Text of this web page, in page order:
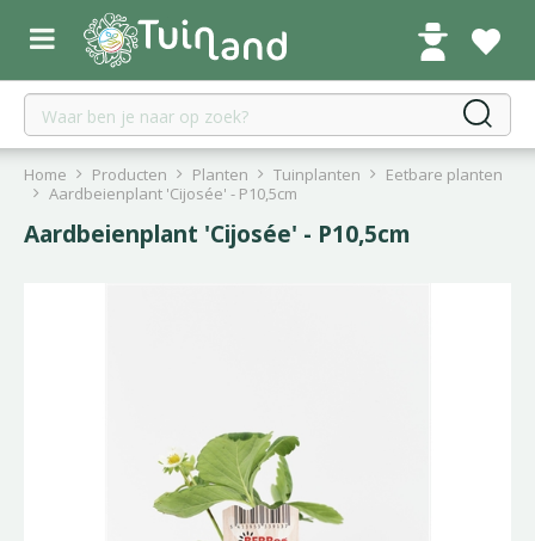
r
Home Producten Planten Tuinplanten
Eetbare planten
Aardbeienplant 'Cijosée' - P10,5cm
Aardbeienplant 'Cijosée' - P10,5cm